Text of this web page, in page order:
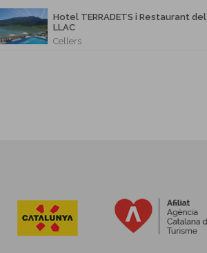
Hotel TERRADETS i Restaurant del
LLAC
Cellers